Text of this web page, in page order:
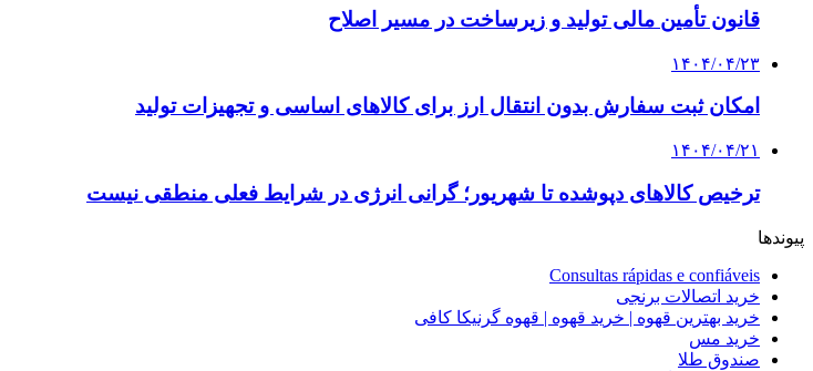
قانون تأمین مالی تولید و زیرساخت در مسیر اصلاح
۱۴۰۴/۰۴/۲۳
امکان ثبت سفارش بدون انتقال ارز برای کالاهای اساسی و تجهیزات تولید
۱۴۰۴/۰۴/۲۱
ترخیص کالاهای دپوشده تا شهریور؛ گرانی انرژی در شرایط فعلی منطقی نیست
پیوندها
Consultas rápidas e confiáveis
خرید اتصالات برنجی
خرید بهترین قهوه | خرید قهوه | قهوه گرنیکا کافی
خرید مس
صندوق طلا